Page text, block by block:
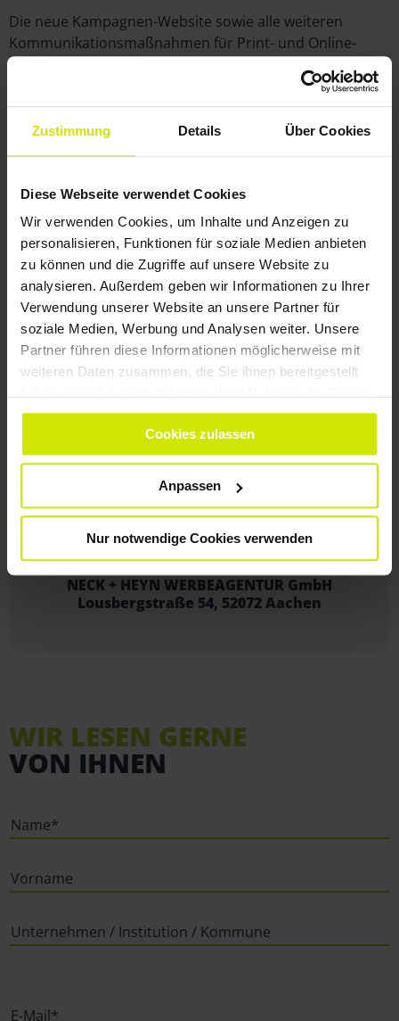
Zustimmung Details Über Cookies
Diese Webseite verwendet Cookies
Wir verwenden Cookies, um Inhalte und Anzeigen zu
personalisieren, Funktionen für soziale Medien anbieten
zu können und die Zugriffe auf unsere Website zu
analysieren. Außerdem geben wir Informationen zu Ihrer
Verwendung unserer Website an unsere Partner für
soziale Medien, Werbung und Analysen weiter. Unsere
Partner führen diese Informationen möglicherweise mit
weiteren Daten zusammen, die Sie ihnen bereitgestellt
gesammelt haben.
Cookies zulassen
Anpassen
Nur notwendige Cookies verwenden
Die neue Kampagnen-Website sowie alle weiteren
Kommunikationsmaßnahmen für Print- und Online-
Marketing by NECK + HEYN WERBEAGENTUR.
WIR FREUEN UNS AUF SIE,
IHRE ZIELGRUPPEN UND
AUF IHR PROJEKT!
+49 241 99 00 610
NECK + HEYN WERBEAGENTUR GmbH
Lousbergstraße 54, 52072 Aachen
WIR LESEN GERNE
VON IHNEN